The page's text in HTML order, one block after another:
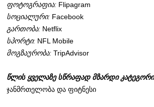
ფოტოგრაფია: Flipagram
სოციალური: Facebook
გართობა: Netflix
სპორტი: NFL Mobile
მოგზაურობა: TripAdvisor
წლის ყველაზე სწრაფად მზარდი
ჯანმრთელობა და ფიტნესი